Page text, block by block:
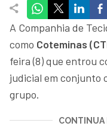
A Companhia de
como Coteminas
feira (8) que entrou
judicial em conjunto
grupo.
CONTINUA